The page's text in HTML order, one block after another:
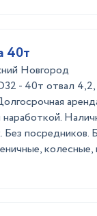
40т
Новгород
- 40т oтвал
наработкой.
посредников.